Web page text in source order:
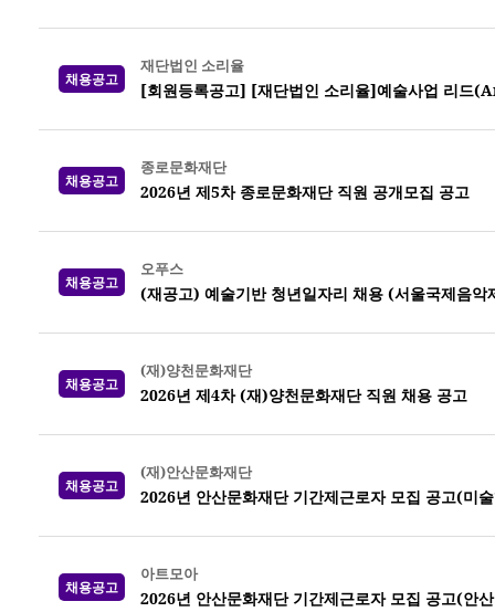
채용공고
재단법인 소리율
[회원등록공고] [재단법인 소리율]예술사업 리드
채용공고
종로문화재단
2026년 제5차 종로문화재단 직원 공개모집 공고
채용공고
오푸스
(재공고) 예술기반 청년일자리 채용 (서울국제음
채용공고
(재)양천문화재단
2026년 제4차 (재)양천문화재단 직원 채용 공고
채용공고
(재)안산문화재단
2026년 안산문화재단 기간제근로자 모집 공고(미
채용공고
아트모아
2026년 안산문화재단 기간제근로자 모집 공고(안